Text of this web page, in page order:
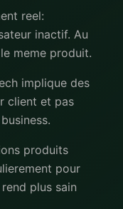
reel:
inactif. Au
meme produit.
implique des
client et pas
produits
pour
plus sain